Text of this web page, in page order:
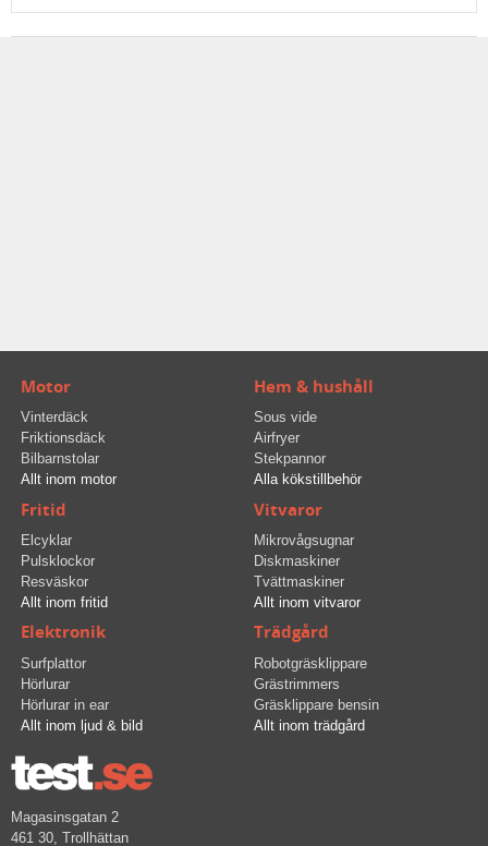
Magasinsgatan 2
461 30, Trollhättan
Motor
Vinterdäck
Friktionsdäck
Bilbarnstolar
Allt inom motor
Hem & hushåll
Sous vide
Airfryer
Stekpannor
Alla kökstillbehör
Fritid
Elcyklar
Pulsklockor
Resväskor
Allt inom fritid
Vitvaror
Mikrovågsugnar
Diskmaskiner
Tvättmaskiner
Allt inom vitvaror
Elektronik
Surfplattor
Hörlurar
Hörlurar in ear
Allt inom ljud & bild
Trädgård
Robotgräsklippare
Grästrimmers
Gräsklippare bensin
Allt inom trädgård